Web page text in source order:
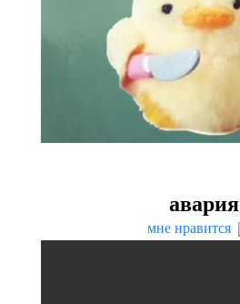
авария
мне нравится